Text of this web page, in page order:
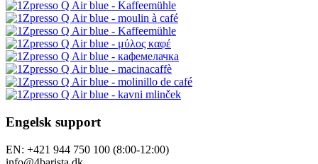
Engelsk support
EN: +421 944 750 100 (8:00-12:00)